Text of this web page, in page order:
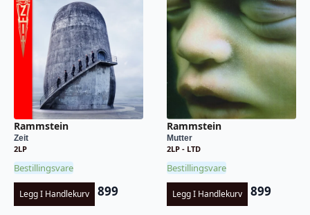
Rammstein
Zeit
2LP
Bestillingsvare
Legg I Handlekurv 899
Rammstein
Mutter
2LP - LTD
Bestillingsvare
Legg I Handlekurv 899